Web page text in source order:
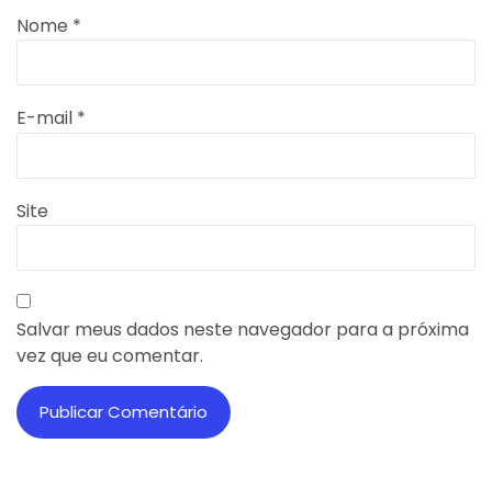
Nome *
E-mail *
Site
Salvar meus dados neste navegador para a próxima
vez que eu comentar.